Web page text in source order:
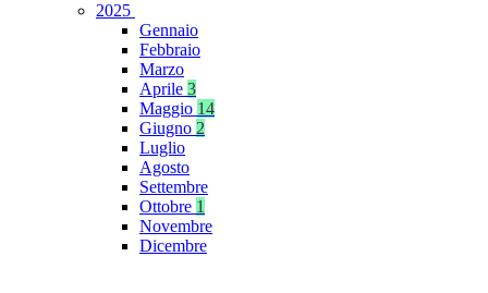
2025
Gennaio
Febbraio
Marzo
Aprile 3
Maggio 14
Giugno 2
Luglio
Agosto
Settembre
Ottobre 1
Novembre
Dicembre